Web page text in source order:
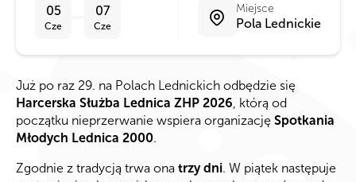
05
Cze
07
Cze
Miejsce
Pola Lednickie
Już po raz 29. na Polach Lednickich odbędzie się
Harcerska Służba Lednica ZHP 2026, którą od
początku nieprzerwanie wspiera organizację Spotkania
Młodych Lednica 2000.
Zgodnie z tradycją trwa ona trzy dni. W piątek następuje